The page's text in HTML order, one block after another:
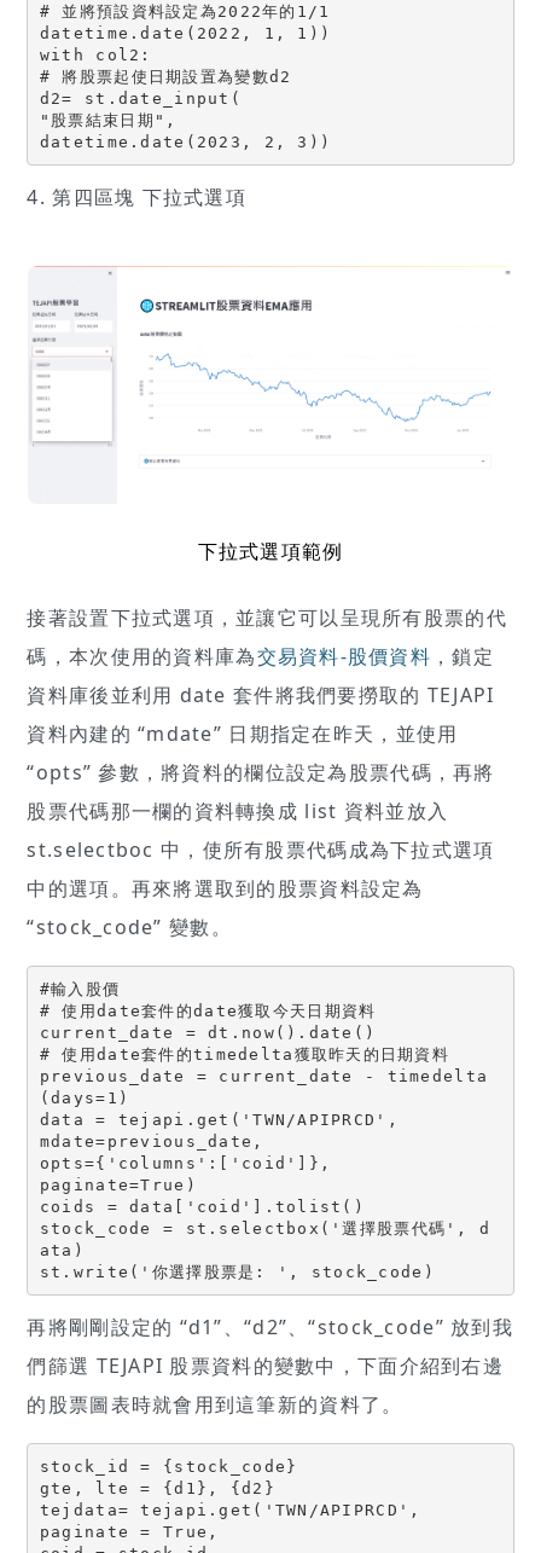
# 並將預設資料設定為2022年的1/1
datetime.date(2022, 1, 1))
with col2:
# 將股票起使日期設置為變數d2
d2= st.date_input(
"股票結束日期",
datetime.date(2023, 2, 3))
4. 第四區塊 下拉式選項
下拉式選項範例
接著設置下拉式選項，並讓它可以呈現所有股票的代
碼，本次使用的資料庫為交易資料-股價資料 ，鎖定
資料庫後並利用 date 套件將我們要撈取的 TEJAPI
資料內建的 “mdate” 日期指定在昨天，並使用
“opts” 參數，將資料的欄位設定為股票代碼，再將
股票代碼那一欄的資料轉換成 list 資料並放入
st.selectboc 中，使所有股票代碼成為下拉式選項
中的選項。再來將選取到的股票資料設定為
“stock_code” 變數。
#輸入股價
# 使用date套件的date獲取今天日期資料
current_date = dt.now().date()
# 使用date套件的timedelta獲取昨天的日期資料
previous_date = current_date - timedelta
(days=1)
data = tejapi.get('TWN/APIPRCD',
mdate=previous_date,
opts={'columns':['coid']},
paginate=True)
coids = data['coid'].tolist()
stock_code = st.selectbox('選擇股票代碼', d
ata)
st.write('你選擇股票是: ', stock_code)
再將剛剛設定的 “d1”、“d2”、“stock_code” 放到我
們篩選 TEJAPI 股票資料的變數中，下面介紹到右邊
的股票圖表時就會用到這筆新的資料了。
stock_id = {stock_code}
gte, lte = {d1}, {d2}
tejdata= tejapi.get('TWN/APIPRCD',
paginate = True,